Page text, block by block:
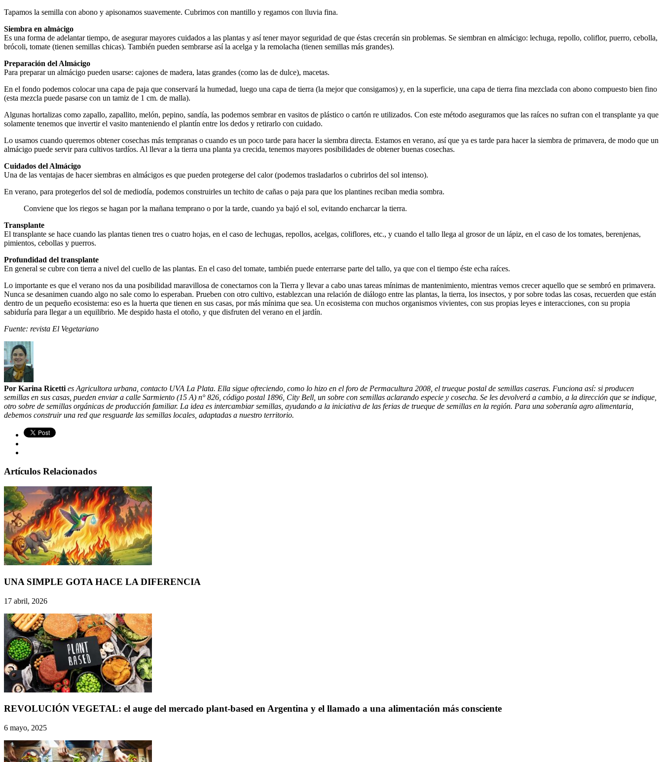
Tapamos la semilla con abono y apisonamos suavemente. Cubrimos con mantillo y regamos con lluvia fina.
Siembra en almácigo
Es una forma de adelantar tiempo, de asegurar mayores cuidados a las plantas y así tener mayor seguridad de que éstas crecerán sin problemas. Se siembran en almácigo: lechuga, repollo, coliflor, puerro, cebolla,
brócoli, tomate (tienen semillas chicas). También pueden sembrarse así la acelga y la remolacha (tienen semillas más grandes).
Preparación del Almácigo
Para preparar un almácigo pueden usarse: cajones de madera, latas grandes (como las de dulce), macetas.
En el fondo podemos colocar una capa de paja que conservará la humedad, luego una capa de tierra (la mejor que consigamos) y, en la superficie, una capa de tierra fina mezclada con abono compuesto bien fino
(esta mezcla puede pasarse con un tamiz de 1 cm. de malla).
Algunas hortalizas como zapallo, zapallito, melón, pepino, sandía, las podemos sembrar en vasitos de plástico o cartón re utilizados. Con este método aseguramos que las raíces no sufran con el transplante ya que
solamente tenemos que invertir el vasito manteniendo el plantín entre los dedos y retirarlo con cuidado.
Lo usamos cuando queremos obtener cosechas más tempranas o cuando es un poco tarde para hacer la siembra directa. Estamos en verano, así que ya es tarde para hacer la siembra de primavera, de modo que un
almácigo puede servir para cultivos tardíos. Al llevar a la tierra una planta ya crecida, tenemos mayores posibilidades de obtener buenas cosechas.
Cuidados del Almácigo
Una de las ventajas de hacer siembras en almácigos es que pueden protegerse del calor (podemos trasladarlos o cubrirlos del sol intenso).
En verano, para protegerlos del sol de mediodía, podemos construirles un techito de cañas o paja para que los plantines reciban media sombra.
Conviene que los riegos se hagan por la mañana temprano o por la tarde, cuando ya bajó el sol, evitando encharcar la tierra.
Transplante
El transplante se hace cuando las plantas tienen tres o cuatro hojas, en el caso de lechugas, repollos, acelgas, coliflores, etc., y cuando el tallo llega al grosor de un lápiz, en el caso de los tomates, berenjenas,
pimientos, cebollas y puerros.
Profundidad del transplante
En general se cubre con tierra a nivel del cuello de las plantas. En el caso del tomate, también puede enterrarse parte del tallo, ya que con el tiempo éste echa raíces.
Lo importante es que el verano nos da una posibilidad maravillosa de conectarnos con la Tierra y llevar a cabo unas tareas mínimas de mantenimiento, mientras vemos crecer aquello que se sembró en primavera.
Nunca se desanimen cuando algo no sale como lo esperaban. Prueben con otro cultivo, establezcan una relación de diálogo entre las plantas, la tierra, los insectos, y por sobre todas las cosas, recuerden que están
dentro de un pequeño ecosistema: eso es la huerta que tienen en sus casas, por más mínima que sea. Un ecosistema con muchos organismos vivientes, con sus propias leyes e interacciones, con su propia
sabiduría para llegar a un equilibrio. Me despido hasta el otoño, y que disfruten del verano en el jardín.
Fuente: revista El Vegetariano
Por Karina Ricetti es Agricultora urbana, contacto UVA La Plata. Ella sigue ofreciendo, como lo hizo en el foro de Permacultura 2008, el trueque postal de semillas caseras. Funciona así: si producen
semillas en sus casas, pueden enviar a calle Sarmiento (15 A) n° 826, código postal 1896, City Bell, un sobre con semillas aclarando especie y cosecha. Se les devolverá a cambio, a la dirección que se indique,
otro sobre de semillas orgánicas de producción familiar. La idea es intercambiar semillas, ayudando a la iniciativa de las ferias de trueque de semillas en la región. Para una soberanía agro alimentaria,
debemos construir una red que resguarde las semillas locales, adaptadas a nuestro territorio.
Artículos Relacionados
UNA SIMPLE GOTA HACE LA DIFERENCIA
17 abril, 2026
REVOLUCIÓN VEGETAL: el auge del mercado plant-based en Argentina y el llamado a una alimentación más consciente
6 mayo, 2025